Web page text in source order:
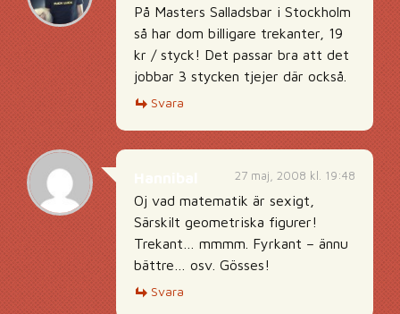
På Masters Salladsbar i Stockholm
så har dom billigare trekanter, 19
kr / styck! Det passar bra att det
jobbar 3 stycken tjejer där också.
Svara
27 maj, 2008 kl. 19:48
Oj vad matematik är sexigt,
Särskilt geometriska figurer!
Trekant… mmmm. Fyrkant – ännu
bättre… osv. Gösses!
Svara